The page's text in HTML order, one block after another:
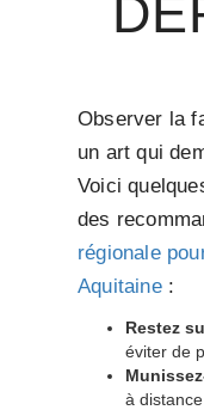
Observer la
un art qui
Voici
des
régionale
Aquitaine:
Restez
éviter de
à